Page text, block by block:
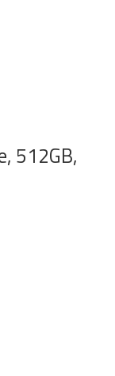
512GB,